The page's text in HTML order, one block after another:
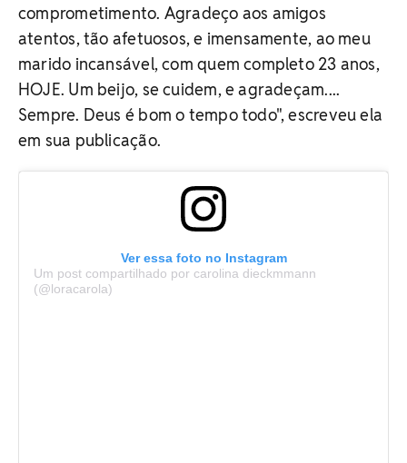
comprometimento. Agradeço aos amigos
atentos, tão afetuosos, e imensamente, ao meu
marido incansável, com quem completo 23 anos,
HOJE. Um beijo, se cuidem, e agradeçam....
Sempre. Deus é bom o tempo todo", escreveu ela
em sua publicação.
Ver essa foto no Instagram
Um post compartilhado por carolina dieckmmann
(@loracarola)